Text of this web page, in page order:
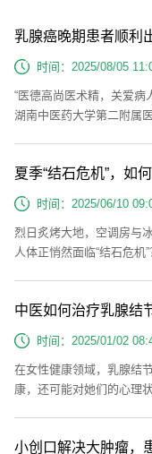
乳腺癌晚期患者顺利
时间：2025/08/05
“医德高尚医术精，关爱病
湖南中医药大学第二附属
携手对抗病魔的温情见证
块，自服中药，期间一直
我院门诊复查，入院...
夏季“结石危机”，如何
时间：2025/06/10
烈日炙烤大地，空调房与
人体正悄然面临“结石危机
来的时候，感觉只想了结
生龙活虎的状态。什么是
和尿道组...
中医如何治疗乳腺结
时间：2025/01/02
在女性健康领域，乳腺结
康，还可能对她们的心理
乳腺结节，注重整体调理
小创口解决大肿瘤，